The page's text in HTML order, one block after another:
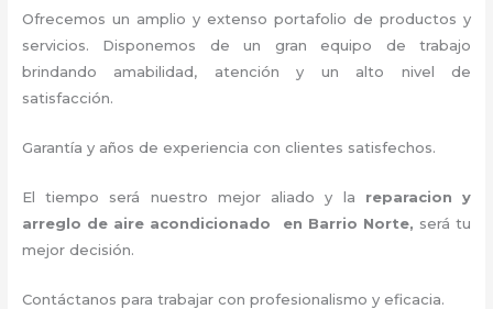
Ofrecemos un amplio y extenso portafolio de productos y
servicios. Disponemos de un gran equipo de trabajo
brindando amabilidad, atención y un alto nivel de
satisfacción.
Garantía y años de experiencia con clientes satisfechos.
El tiempo será nuestro mejor aliado y la reparacion y
arreglo de aire acondicionado en Barrio Norte, será tu
mejor decisión.
Contáctanos para trabajar con profesionalismo y eficacia.